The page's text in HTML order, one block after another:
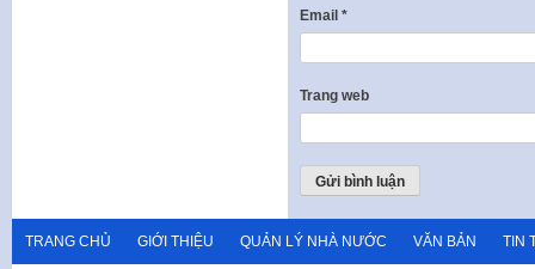
Email *
Trang web
TRANG CHỦ GIỚI THIỆU QUẢN LÝ NHÀ NƯỚC VĂN BẢN TIN